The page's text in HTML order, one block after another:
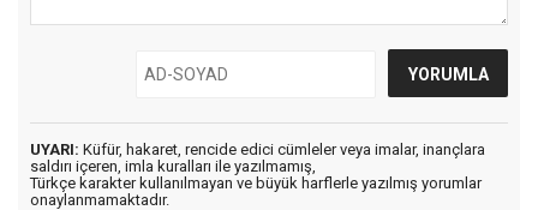
UYARI: Küfür, hakaret, rencide edici cümleler veya imalar, inançlara
saldırı içeren, imla kuralları ile yazılmamış,
Türkçe karakter kullanılmayan ve büyük harflerle yazılmış yorumlar
onaylanmamaktadır.